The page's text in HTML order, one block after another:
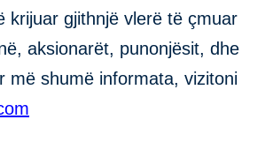
krijuar gjithnjë vlerë të çmuar
aksionarët, punonjësit, dhe
më shumë informata, vizitoni